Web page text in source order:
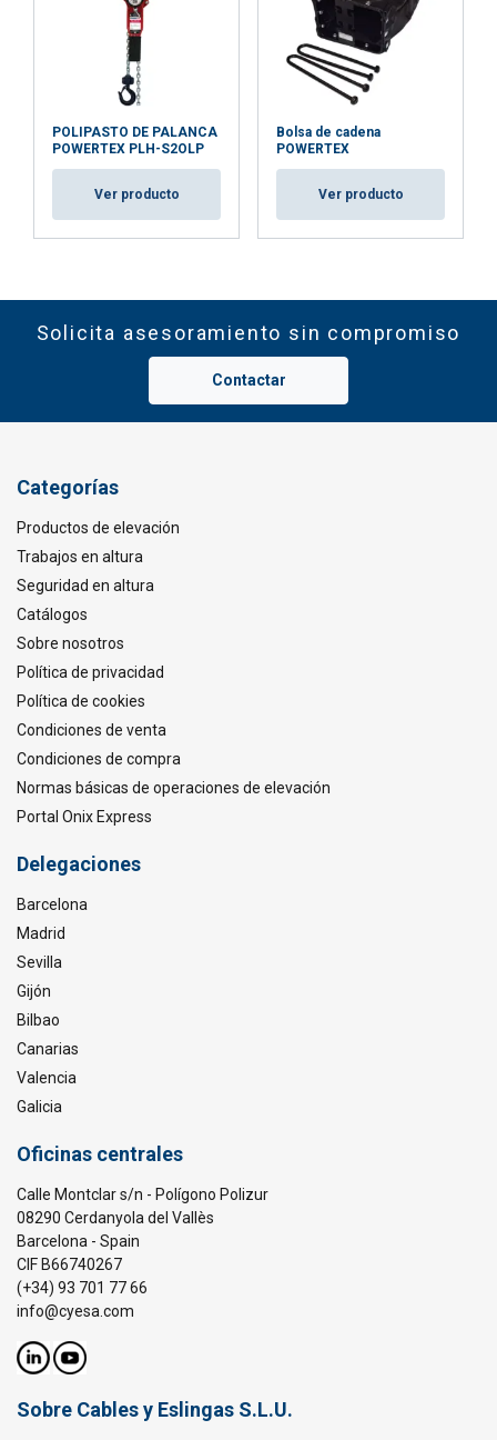
POLIPASTO DE PALANCA
POWERTEX PLH-S2OLP
Ver producto
Bolsa de cadena
POWERTEX
Ver producto
Solicita asesoramiento sin compromiso
Contactar
Categorías
Productos de elevación
Trabajos en altura
Seguridad en altura
Catálogos
Sobre nosotros
Política de privacidad
Política de cookies
Condiciones de venta
Condiciones de compra
Normas básicas de operaciones de elevación
Portal Onix Express
Delegaciones
Barcelona
Madrid
Sevilla
Gijón
Bilbao
Canarias
Valencia
Galicia
Oficinas centrales
Calle Montclar s/n - Polígono Polizur
08290 Cerdanyola del Vallès
Barcelona - Spain
CIF B66740267
(+34) 93 701 77 66
info@cyesa.com
Sobre Cables y Eslingas S.L.U.